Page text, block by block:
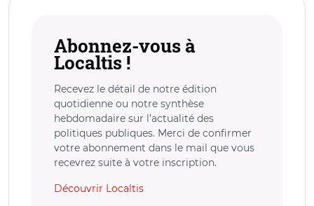
Abonnez-vous à
Localtis !
Recevez le détail de notre édition
quotidienne ou notre synthèse
hebdomadaire sur l’actualité des
politiques publiques. Merci de confirmer
votre abonnement dans le mail que vous
recevrez suite à votre inscription.
Découvrir Localtis